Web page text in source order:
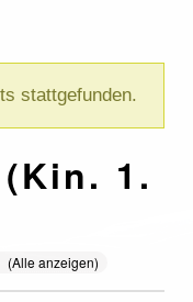
stattgefunden.
1.